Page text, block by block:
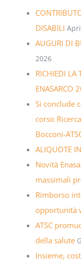
DISABILI
AUGURI DI
2026
RICHIEDI LA
ENASARCO
Si conclude
corso
Bocconi-
ALIQUOTE
Novità
massimali
Rimborso
opportunità
ATSC
della salute
Insieme,